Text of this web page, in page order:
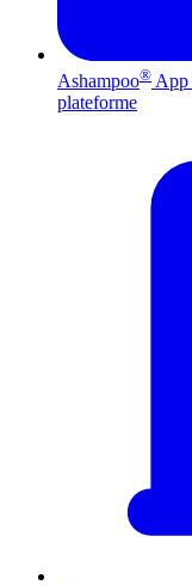
Ashampoo® App
plateforme